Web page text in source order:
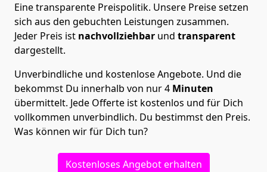
Eine transparente Preispolitik. Unsere Preise setzen
sich aus den gebuchten Leistungen zusammen.
Jeder Preis ist nachvollziehbar und transparent
dargestellt.
Unverbindliche und kostenlose Angebote. Und die
bekommst Du innerhalb von nur4 Minuten
übermittelt. Jede Offerte ist kostenlos und für Dich
vollkommen unverbindlich. Du bestimmst den Preis.
Was können wir für Dich tun?
Kostenloses Angebot erhalten